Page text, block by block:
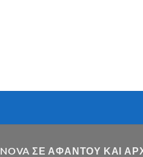
NOVA ΣΕ ΑΦΆΝΤΟΥ ΚΑΙ